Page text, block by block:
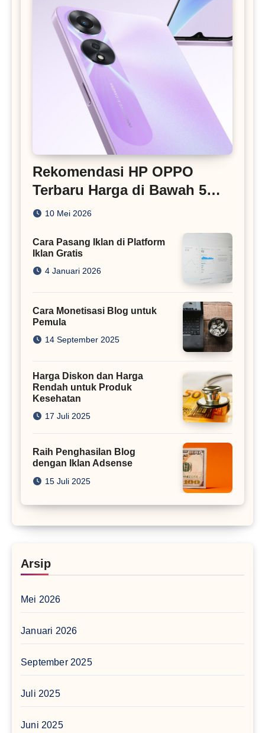
Rekomendasi HP OPPO
Terbaru Harga di Bawah 5
Juta
10 Mei 2026
Cara Pasang Iklan di Platform
Iklan Gratis
4 Januari 2026
Cara Monetisasi Blog untuk
Pemula
14 September 2025
Harga Diskon dan Harga
Rendah untuk Produk
Kesehatan
17 Juli 2025
Raih Penghasilan Blog
dengan Iklan Adsense
15 Juli 2025
Arsip
Mei 2026
Januari 2026
September 2025
Juli 2025
Juni 2025